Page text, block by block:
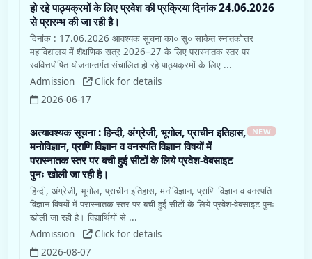
हो रहे पाठ्यक्रमों के लिए प्रवेश की प्रक्रिया दिनांक 24.06.2026
से प्रारम्भ की जा रही है।
दिनांक : 17.06.2026 आवश्यक सूचना का० सु० साकेत स्नातकोत्तर
महाविद्यालय में शैक्षणिक सत्र 2026–27 के लिए परास्नातक स्तर पर
स्ववित्तपोषित योजनान्तर्गत संचालित हो रहे पाठ्यक्रमों के लिए ...
Admission
Click for details
2026-06-17
अत्यावश्यक सूचना : हिन्दी, अंग्रेजी, भूगोल, प्राचीन इतिहास,
मनोविज्ञान, प्राणि विज्ञान व वनस्पति विज्ञान विषयों में
परास्नातक स्तर पर बची हुई सीटों के लिये प्रवेश-वेबसाइट
पुनः खोली जा रही है।
NEW
हिन्दी, अंग्रेजी, भूगोल, प्राचीन इतिहास, मनोविज्ञान, प्राणि विज्ञान व वनस्पति
विज्ञान विषयों में परास्नातक स्तर पर बची हुई सीटों के लिये प्रवेश-वेबसाइट पुनः
खोली जा रही है। विद्यार्थियों से ...
Admission
Click for details
2026-08-07